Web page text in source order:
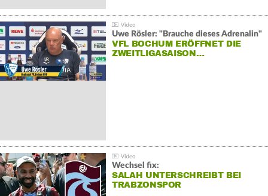
Uwe Rösler: "Brauche dieses Adrenalin"
VFL BOCHUM ERÖFFNET DIE
ZWEITLIGASAISON…
Wechsel fix:
SALAH UNTERSCHREIBT BEI
TRABZONSPOR